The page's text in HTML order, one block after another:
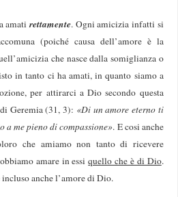
rettamente. Ogni amicizia infatti si
(poiché causa dell’amore è la
che nasce dalla somiglianza o
in tanto ci ha amati, in quanto siamo a
per attirarci a Dio secondo questa
Geremia (31, 3): «Di un amore eterno ti
me pieno di compassione». E cosi anche
che amiamo non tanto di ricevere
amare in essiquello che è di Dio.
anche l’amore di Dio.